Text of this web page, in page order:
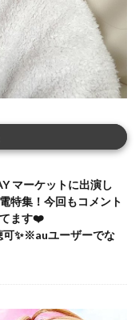
マーケットに出演し
特集！今回もコメント
てます❤️
✨※auユーザーでな